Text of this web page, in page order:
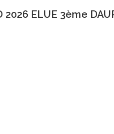
2026 ELUE 3ème